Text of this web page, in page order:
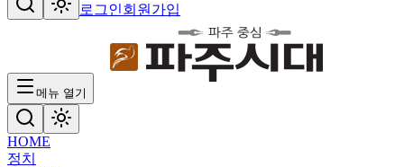
로그인회원가입
메뉴 열기
HOME
정치